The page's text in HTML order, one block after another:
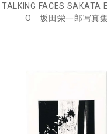
TALKING FACES SAKATA
O 坂田栄一郎写真